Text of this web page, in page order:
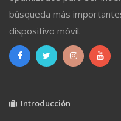
búsqueda más
dispositivo móvil.
Introducción